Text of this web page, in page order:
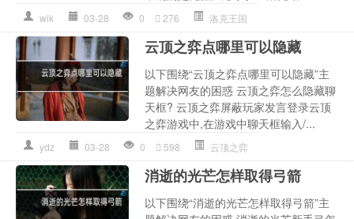
wlk 03-28 0 276 洛克王国
云顶之弈点哪里可以隐藏
以下围绕“云顶之弈点哪里可以隐藏”主
题解决网友的困惑 云顶之弈怎么隐藏聊
天框? 云顶之弈屏蔽玩家发言登录云顶
之弈游戏中,在游戏中聊天框输入/...
ydz 03-28 0 598 云顶之弈
消逝的光芒怎样取得弓箭
以下围绕“消逝的光芒怎样取得弓箭”主